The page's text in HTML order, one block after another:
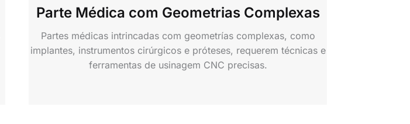
Parte Médica com Geometrias Complexas
Partes médicas intrincadas com geometrías complexas, como
implantes, instrumentos cirúrgicos e próteses, requerem técnicas e
ferramentas de usinagem CNC precisas.